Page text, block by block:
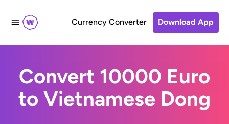
Currency Converter Download App
Convert 10000 Euro
to Vietnamese Dong